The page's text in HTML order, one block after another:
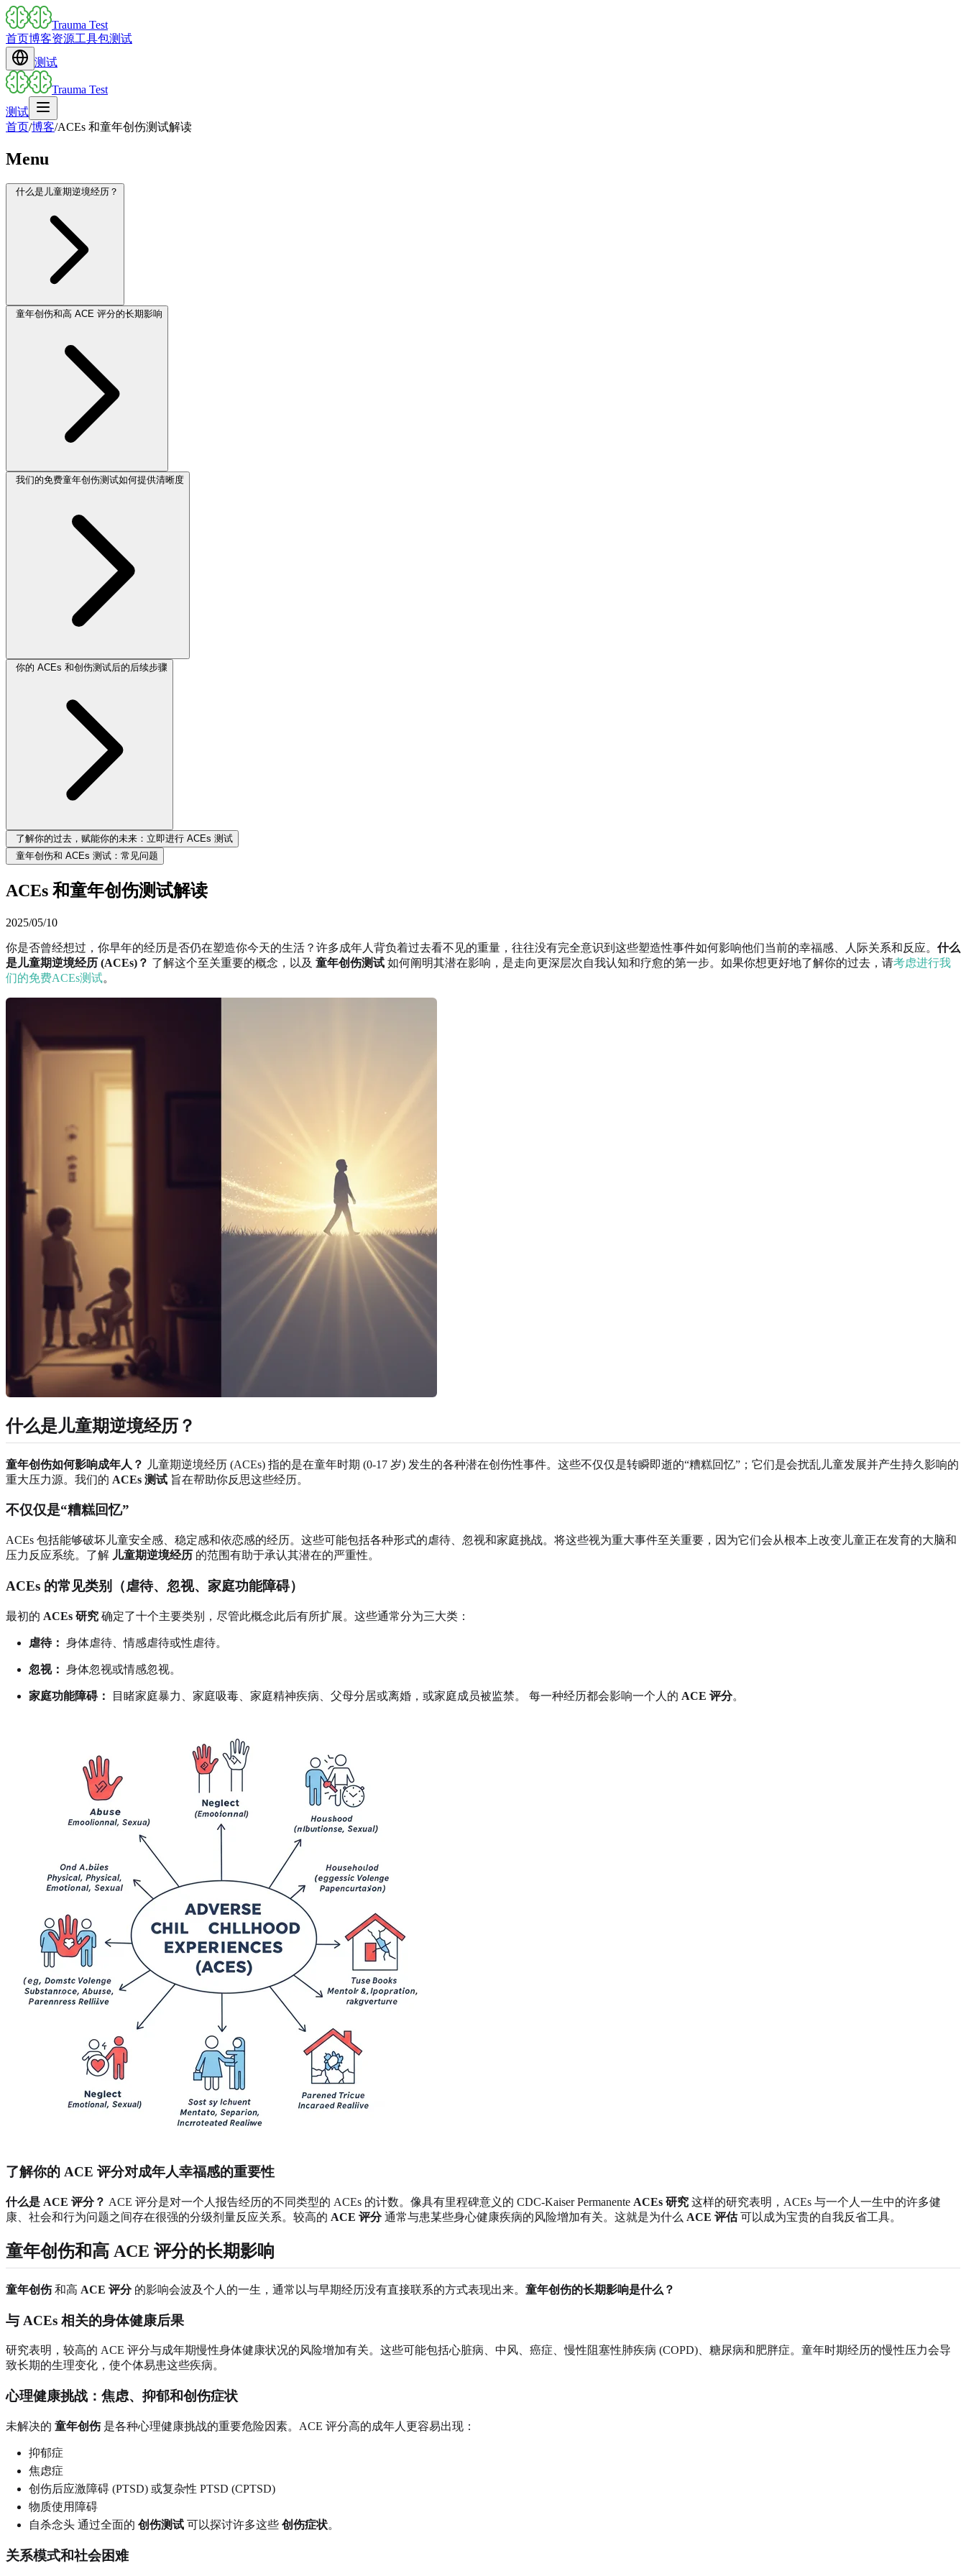
Trauma Test
首页博客资源工具包测试
测试
Trauma Test
测试
首页/博客/ACEs 和童年创伤测试解读
Menu
什么是儿童期逆境经历？
童年创伤和高 ACE 评分的长期影响
我们的免费童年创伤测试如何提供清晰度
你的 ACEs 和创伤测试后的后续步骤
了解你的过去，赋能你的未来：立即进行 ACEs 测试
童年创伤和 ACEs 测试：常见问题
ACEs 和童年创伤测试解读
2025/05/10
你是否曾经想过，你早年的经历是否仍在塑造你今天的生活？许多成年人背负着过去看不见的重量，往往没有完全意识到这些塑造性事件如何影响他们当前的幸福感、人际关系和反应。 什么
是儿童期逆境经历 (ACEs)？ 了解这个至关重要的概念，以及 童年创伤测试 如何阐明其潜在影响，是走向更深层次自我认知和疗愈的第一步。如果你想更好地了解你的过去，请考虑进行我
们的免费ACEs测试。
什么是儿童期逆境经历？
童年创伤如何影响成年人？
儿童期逆境经历 (ACEs) 指的是在童年时期 (0-17 岁) 发生的各种潜在创伤性事件。这些不仅仅是转瞬即逝的“糟糕回忆”；它们是会扰乱儿童发展并产生持久影响的
重大压力源。我们的 ACEs 测试 旨在帮助你反思这些经历。
不仅仅是“糟糕回忆”
ACEs 包括能够破坏儿童安全感、稳定感和依恋感的经历。这些可能包括各种形式的虐待、忽视和家庭挑战。将这些视为重大事件至关重要，因为它们会从根本上改变儿童正在发育的大脑和
压力反应系统。了解 儿童期逆境经历 的范围有助于承认其潜在的严重性。
ACEs 的常见类别（虐待、忽视、家庭功能障碍）
最初的 ACEs 研究 确定了十个主要类别，尽管此概念此后有所扩展。这些通常分为三大类：
虐待： 身体虐待、情感虐待或性虐待。
忽视： 身体忽视或情感忽视。
家庭功能障碍： 目睹家庭暴力、家庭吸毒、家庭精神疾病、父母分居或离婚，或家庭成员被监禁。 每一种经历都会影响一个人的 ACE 评分。
了解你的 ACE 评分对成年人幸福感的重要性
什么是 ACE 评分？ ACE 评分是对一个人报告经历的不同类型的 ACEs 的计数。像具有里程碑意义的 CDC-Kaiser Permanente ACEs 研究 这样的研究表明，ACEs 与一个人一生中的许多健
康、社会和行为问题之间存在很强的分级剂量反应关系。较高的 ACE 评分通常与患某些身心健康疾病的风险增加有关。这就是为什么 ACE 评估可以成为宝贵的自我反省工具。
童年创伤和高 ACE 评分的长期影响
童年创伤和高 ACE 评分的影响会波及个人的一生，通常以与早期经历没有直接联系的方式表现出来。 童年创伤的长期影响是什么？
与 ACEs 相关的身体健康后果
研究表明，较高的 ACE 评分与成年期慢性身体健康状况的风险增加有关。这些可能包括心脏病、中风、癌症、慢性阻塞性肺疾病 (COPD)、糖尿病和肥胖症。童年时期经历的慢性压力会导
致长期的生理变化，使个体易患这些疾病。
心理健康挑战：焦虑、抑郁和创伤症状
未解决的 童年创伤是各种心理健康挑战的重要危险因素。ACE 评分高的成年人更容易出现：
抑郁症
焦虑症
创伤后应激障碍 (PTSD) 或复杂性 PTSD (CPTSD)
物质使用障碍
自杀念头 通过全面的 创伤测试 可以探讨许多这些 创伤症状。
关系模式和社会困难